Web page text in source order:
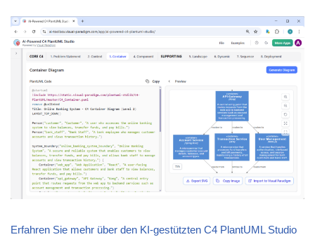
Erfahren Sie mehr über den KI-gestützten C4 PlantUML Studio